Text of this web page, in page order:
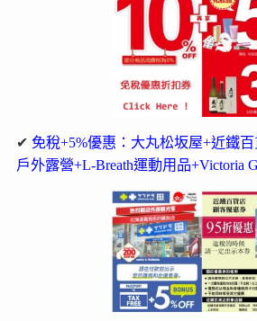
✔ 免稅+5%優惠：大丸松坂屋+近鐵
戶外露營+L-Breath運動用品+Victoria